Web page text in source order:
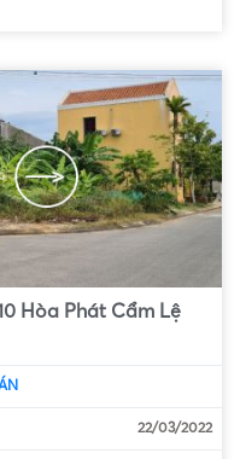
Hòa Phát Cẩm Lệ
22/03/2022